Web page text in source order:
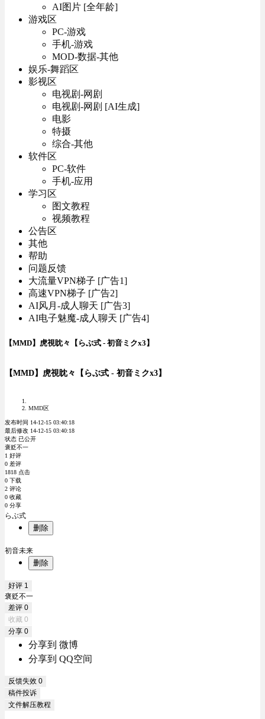
AI图片 [全年龄]
游戏区
PC-游戏
手机-游戏
MOD-数据-其他
娱乐-舞蹈区
影视区
电视剧-网剧
电视剧-网剧 [AI生成]
电影
特摄
综合-其他
软件区
PC-软件
手机-应用
学习区
图文教程
视频教程
公告区
其他
帮助
问题反馈
大流量VPN梯子 [广告1]
高速VPN梯子 [广告2]
AI风月-成人聊天 [广告3]
AI电子魅魔-成人聊天 [广告4]
【MMD】虎視眈々【らぶ式 - 初音ミクx3】
【MMD】虎視眈々【らぶ式 - 初音ミクx3】
MMD区
发布时间 14-12-15 03:40:18
最后修改 14-12-15 03:40:18
状态 已公开
褒贬不一
1 好评
0 差评
1818 点击
0 下载
2 评论
0 收藏
0 分享
らぶ式
删除
初音未来
删除
好评 1
褒贬不一
差评 0
收藏 0
分享 0
分享到 微博
分享到 QQ空间
反馈失效 0
稿件投诉
文件解压教程